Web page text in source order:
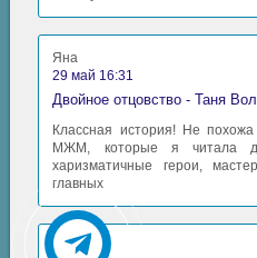
Яна
29 май 16:31
Двойное отцовство - Таня
Классная история! Не
МЖМ, которые я читала
харизматичные герои,
главных
Аида